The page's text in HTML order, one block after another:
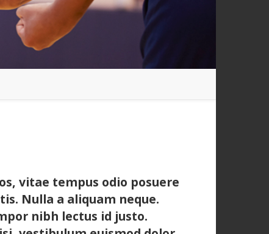
vitae tempus odio posuere
Nulla a aliquam neque.
nibh lectus id justo.